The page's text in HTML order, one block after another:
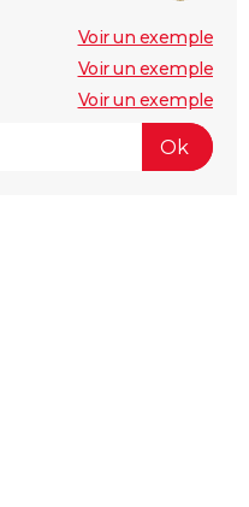
Voir un exemple
Voir un exemple
Voir un exemple